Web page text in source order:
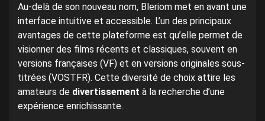
Au-delà de son nouveau nom, Bleriom met en avant une
interface intuitive et accessible. L’un des principaux
avantages de cette plateforme est qu’elle permet de
visionner des films récents et classiques, souvent en
versions françaises (VF) et en versions originales sous-
titrées (VOSTFR). Cette diversité de choix attire les
amateurs de divertissement à la recherche d’une
expérience enrichissante.